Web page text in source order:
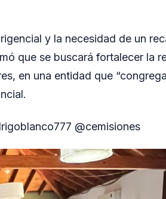
y la necesidad de un
que se buscará fortalecer la
en una entidad que
@cemisiones